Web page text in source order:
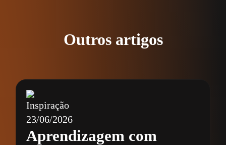
Outros artigos
Inspiração
23/06/2026
Aprendizagem com